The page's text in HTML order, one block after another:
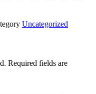
Uncategorized
Required fields are